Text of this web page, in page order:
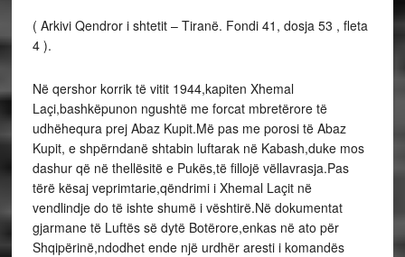
( Arkivi Qendror i shtetit – Tiranë. Fondi 41, dosja 53 , fleta
4 ).
Në qershor korrik të vitit 1944,kapiten Xhemal
Laçi,bashkëpunon ngushtë me forcat mbretërore të
udhëhequra prej Abaz Kupit.Më pas me porosi të Abaz
Kupit, e shpërndanë shtabin luftarak në Kabash,duke mos
dashur që në thellësitë e Pukës,të fillojë vëllavrasja.Pas
tërë kësaj veprimtarie,qëndrimi i Xhemal Laçit në
vendlindje do të ishte shumë i vështirë.Në dokumentat
gjarmane të Luftës së dytë Botërore,enkas në ato për
Shqipërinë,ndodhet ende një urdhër aresti i komandës